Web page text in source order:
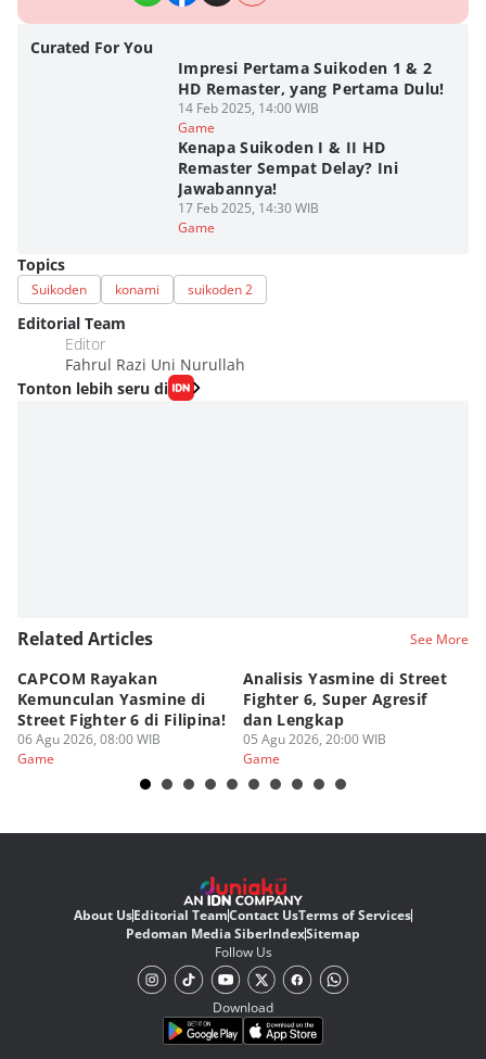
Curated For You
Impresi Pertama Suikoden 1 & 2
HD Remaster, yang Pertama Dulu!
14 Feb 2025, 14:00 WIB
Game
Kenapa Suikoden I & II HD
Remaster Sempat Delay? Ini
Jawabannya!
17 Feb 2025, 14:30 WIB
Game
Topics
Suikoden konami suikoden 2
Editorial Team
Editor
Fahrul Razi Uni Nurullah
Tonton lebih seru di
Related Articles See More
CAPCOM Rayakan
Kemunculan Yasmine di
Street Fighter 6 di Filipina!
06 Agu 2026, 08:00 WIB
Game
Analisis Yasmine di Street
Fighter 6, Super Agresif
dan Lengkap
05 Agu 2026, 20:00 WIB
Game
About UsEditorial TeamContact UsTerms of Services
Pedoman Media SiberIndexSitemap
Follow Us
Download